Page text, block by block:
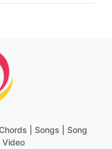
| Songs | Song
Video